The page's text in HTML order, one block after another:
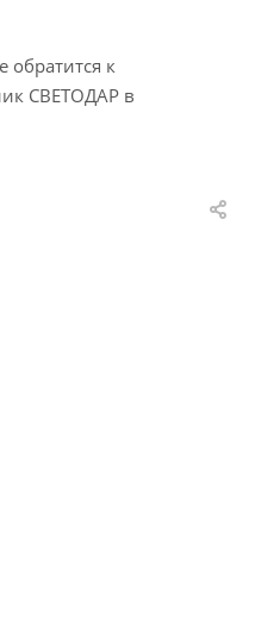
к
СВЕТОДАР в